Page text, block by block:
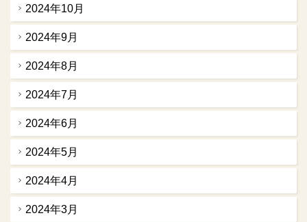
2024年10月
2024年9月
2024年8月
2024年7月
2024年6月
2024年5月
2024年4月
2024年3月